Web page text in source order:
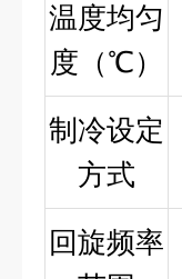
温度均匀
度（℃）
制冷设定
方式
回旋频率